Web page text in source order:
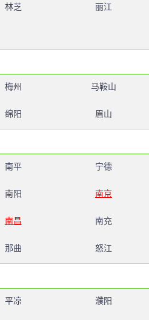
林芝 丽江
梅州 马鞍山
绵阳 眉山
南平 宁德
南阳 南京
南昌 南充
那曲 怒江
平凉 濮阳